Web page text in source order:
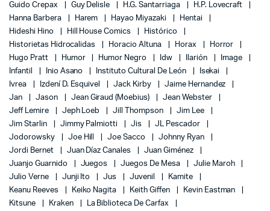
Guido Crepax
Guy Delisle H.G. Santarriaga
H.P. Lovecraft
Hanna Barbera
Harem Hayao Miyazaki
Hentai
Hideshi Hino
Hill House Comics
Histórico
Historietas Hidrocalidas
Horacio Altuna Horax
Horror
Hugo Pratt
Humor Humor Negro Idw Ilarión
Image
Infantil
Inio Asano Instituto Cultural De León
Isekai
Ivrea
Izdení D. Esquivel Jack Kirby
Jaime Hernandez
Jan
Jason Jean Giraud (Moebius)
Jean Webster
Jeff Lemire
Jeph Loeb Jill Thompson
Jim Lee
Jim Starlin
Jimmy Palmiotti Jis
JL Pescador
Jodorowsky
Joe Hill Joe Sacco
Johnny Ryan
Jordi Bernet
Juan Díaz Canales
Juan Giménez
Juanjo Guarnido
Juegos Juegos De Mesa
Julie Maroh
Julio Verne
Junji Ito Jus Juvenil
Kamite
Keanu Reeves
Keiko Nagita Keith Giffen
Kevin Eastman
Kitsune
Kraken
La Biblioteca De Carfax